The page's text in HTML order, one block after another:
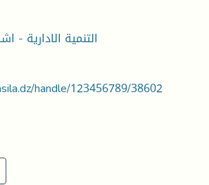
التنمية الادارية -
handle/123456789/38602